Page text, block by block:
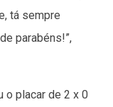
tá sempre
parabéns!”,
o placar de 2 x 0